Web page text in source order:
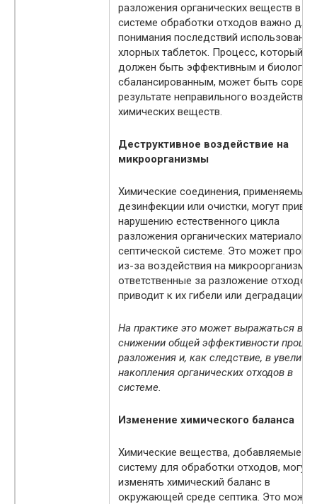
разложения органических веществ в
системе обработки отходов важно для
понимания последствий использования
хлорных таблеток. Процесс, который
должен быть эффективным и
сбалансированным, может быть
результате неправильного воздействия
химических веществ.
Деструктивное воздействие на
микроорганизмы
Химические соединения, применяемые
дезинфекции или очистки, могут
нарушению естественного цикла
разложения органических материалов в
септической системе. Это может
из-за воздействия на микроорганизмы,
ответственные за разложение отходов,
приводит к их гибели или деградации.
На практике это может выражаться в
снижении общей эффективности
разложения и, как следствие, в
накопления органических отходов в
системе.
Изменение химического баланса
Химические вещества, добавляемые в
систему для обработки отходов, могут
изменять химический баланс в
окружающей среде септика. Это может